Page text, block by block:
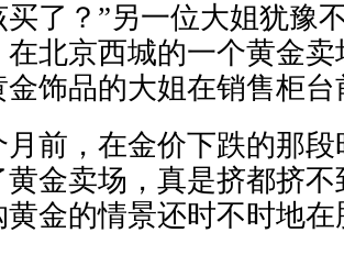
了？”另一位大姐犹豫
在北京西城的一个黄金
金饰品的大姐在销售柜
，在金价下跌的那段
黄金卖场，真是挤都挤
黄金的情景还时不时地